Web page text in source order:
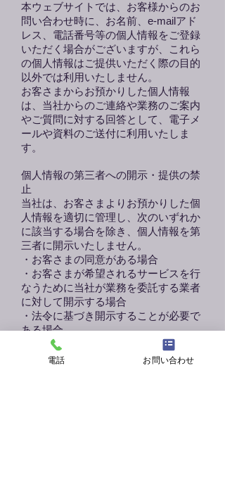
本ウェブサイトでは、お客様からのお
問い合わせ時に、お名前、e-mailアド
レス、電話番号等の個人情報をご登録
いただく場合がございますが、これら
の個人情報はご提供いただく際の目的
以外では利用いたしません。
お客さまからお預かりした個人情報
は、当社からのご連絡や業務のご案内
やご質問に対する回答として、電子メ
ールや資料のご送付に利用いたしま
す。
個人情報の第三者への開示・提供の禁
止
当社は、お客さまよりお預かりした個
人情報を適切に管理し、次のいずれか
に該当する場合を除き、個人情報を第
三者に開示いたしません。
・お客さまの同意がある場合
・お客さまが希望されるサービスを行
なうために当社が業務を委託する業者
に対して開示する場合
・法令に基づき開示することが必要で
ある場合
ご本人の照会
電話 お問い合わせ